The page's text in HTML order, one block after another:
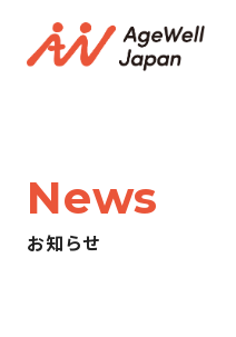
News
お知らせ